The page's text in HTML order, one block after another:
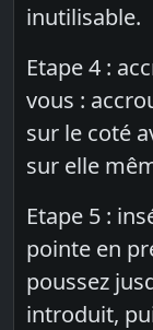
inutilisable.
Etape 4 :
vous :
sur le coté
sur elle
Etape 5 :
pointe en
poussez
introduit,